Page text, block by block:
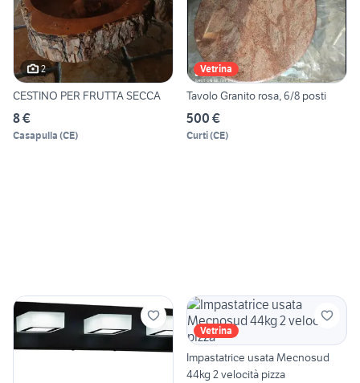
2
CESTINO PER FRUTTA SECCA
8 €
Casapulla (CE)
Vetrina
Tavolo Granito rosa, 6/8 posti
500 €
Curti(CE)
Vetrina
Impastatrice usata Mecnosud
44kg 2 velocità pizza